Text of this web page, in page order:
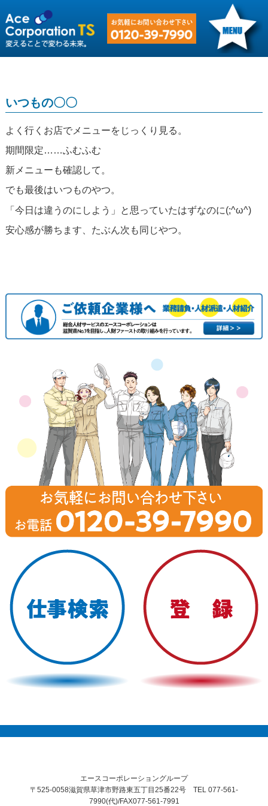
いつもの〇〇
よく行くお店でメニューをじっくり見る。
期間限定……ふむふむ
新メニューも確認して。
でも最後はいつものやつ。
「今日は違うのにしよう」と思っていたはずなのに(;^ω^)
安心感が勝ちます、たぶん次も同じやつ。
エースコーポレーショングループ
〒525-0058滋賀県草津市野路東五丁目25番22号 TEL 077-561-
7990(代)/FAX077-561-7991